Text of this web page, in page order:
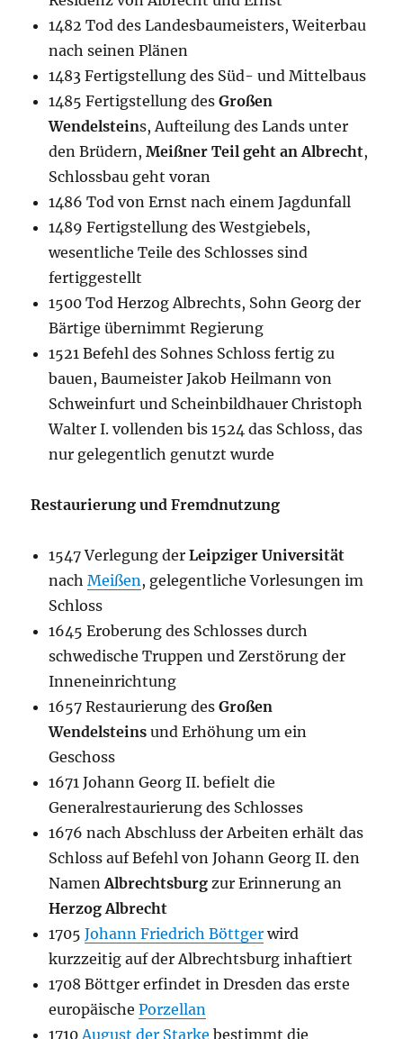
1482 Tod des Landesbaumeisters, Weiterbau
nach seinen Plänen
1483 Fertigstellung des Süd- und Mittelbaus
1485 Fertigstellung desGroßen
Wendelsteins, Aufteilung des Lands unter
den Brüdern,Meißner Teil geht an Albrecht,
Schlossbau geht voran
1486 Tod von Ernst nach einem Jagdunfall
1489 Fertigstellung des Westgiebels,
wesentliche Teile des Schlosses sind
fertiggestellt
1500 Tod Herzog Albrechts, Sohn Georg der
Bärtige übernimmt Regierung
1521 Befehl des Sohnes Schloss fertig zu
bauen, Baumeister Jakob Heilmann von
Schweinfurt und Scheinbildhauer Christoph
Walter I. vollenden bis 1524 das Schloss, das
nur gelegentlich genutzt wurde
Restaurierung und Fremdnutzung
1547 Verlegung derLeipziger Universität
nachMeißen , gelegentliche Vorlesungen im
Schloss
1645 Eroberung des Schlosses durch
schwedische Truppen und Zerstörung der
Inneneinrichtung
1657 Restaurierung desGroßen
Wendelsteins und Erhöhung um ein
Geschoss
1671 Johann Georg II. befielt die
Generalrestaurierung des Schlosses
1676 nach Abschluss der Arbeiten erhält das
Schloss auf Befehl von Johann Georg II. den
NamenAlbrechtsburg zur Erinnerung an
Herzog Albrecht
1705Johann Friedrich Böttger wird
kurzzeitig auf der Albrechtsburg inhaftiert
1708 Böttger erfindet in Dresden das erste
europäischePorzellan
1710 August der Starke bestimmt die